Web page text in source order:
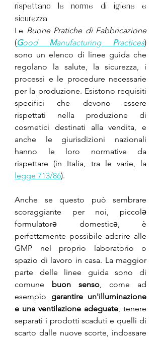
rispettano le norme di igiene e
sicurezza
Le Buone Pratiche di Fabbricazione
(Good Manufacturing Practices)
sono un elenco di linee guida che
regolano la salute, la sicurezza, i
processi e le procedure necessarie
per la produzione. Esistono requisiti
specifici che devono essere
rispettati nella produzione di
cosmetici destinati alla vendita, e
anche le giurisdizioni nazionali
hanno le loro normative da
legge 713/86).
Anche se questo può sembrare
scoraggiante per noi, piccolə
formulatorə domesticə, è
perfettamente possibile aderire alle
GMP nel proprio laboratorio o
spazio di lavoro in casa. La maggior
parte delle linee guida sono di
comune buon senso, come ad
esempio garantire un'illuminazione
e una ventilazione adeguate, tenere
separati i prodotti scaduti e quelli di